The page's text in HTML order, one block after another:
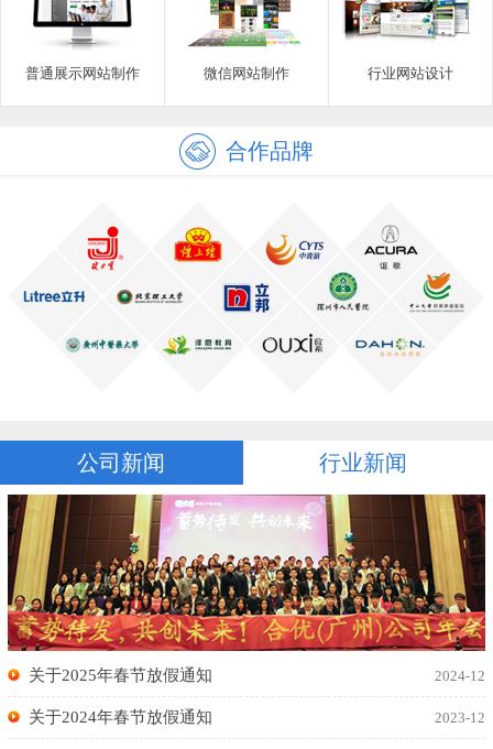
普通展示网站制作 微信网站制作 行业网站设计
合作品牌
公司新闻 行业新闻
关于2025年春节放假通知 2024-12
关于2024年春节放假通知 2023-12